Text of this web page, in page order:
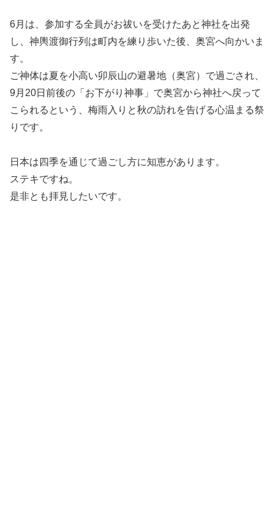
6月は、参加する全員がお祓いを受けたあと神社を出発
し、神輿渡御行列は町内を練り歩いた後、奥宮へ向かいま
す。
ご神体は夏を小高い卯辰山の避暑地（奥宮）で過ごされ、
9月20日前後の「お下がり神事」で奥宮から神社へ戻って
こられるという、梅雨入りと秋の訪れを告げる心温まる祭
りです。
日本は四季を通じて過ごし方に知恵があります。
ステキですね。
是非とも拝見したいです。